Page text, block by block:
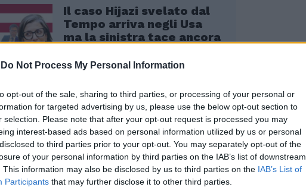
Do Not Process My Personal Information
opt-out of the sale, sharing to third parties, or processing of your personal or
for targeted advertising by us, please use the below opt-out section to
selection. Please note that after your opt-out request is processed you may
interest-based ads based on personal information utilized by us or personal
to third parties prior to your opt-out. You may separately opt-out of the
of your personal information by third parties on the IAB’s list of downstream
This information may also be disclosed by us to third parties on the IAB’s List of
Participants that may further disclose it to other third parties.
Il caso Hijazi svelato dal
Tempo arriva negli Usa
ma la sinistra tace ancora
un bacio veloce e abbiamo iniziato a
mano nella mano. Nulla di strano, nulla di
Solo noi, come sempre", raccontano i
aggrediti a Il Dolomite. Poco dopo
verbale di un gruppo di nordafricani: “Il